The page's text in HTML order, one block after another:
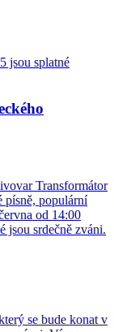
jsou splatné
Transformátor
písně, populární
od 14:00
jsou srdečně zváni.
se bude konat v